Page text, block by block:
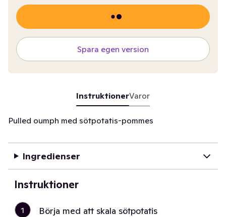
Spara egen version
InstruktionerVaror
Pulled oumph med sötpotatis-pommes
Ingredienser
Instruktioner
1 Börja med att skala sötpotatis